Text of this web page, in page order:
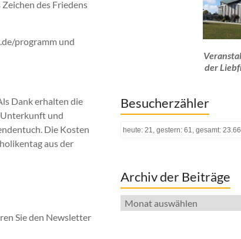
des Friedens
programm und
Dank erhalten die
Unterkunft und
Die Kosten
aus der
Sie den Newsletter
der
Besucherzähler
heute: 21, gestern: 61, gesamt:
Archiv der Beiträge
Archiv
der